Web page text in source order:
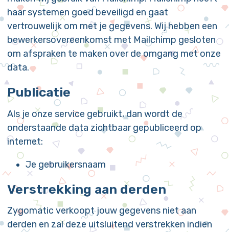
haar systemen goed beveiligd en gaat
vertrouwelijk om met je gegevens. Wij hebben een
bewerkersovereenkomst met Mailchimp gesloten
om afspraken te maken over de omgang met onze
data.
Publicatie
Als je onze service gebruikt, dan wordt de
onderstaande data zichtbaar gepubliceerd op
internet:
Je gebruikersnaam
Verstrekking aan derden
Zygomatic verkoopt jouw gegevens niet aan
derden en zal deze uitsluitend verstrekken indien